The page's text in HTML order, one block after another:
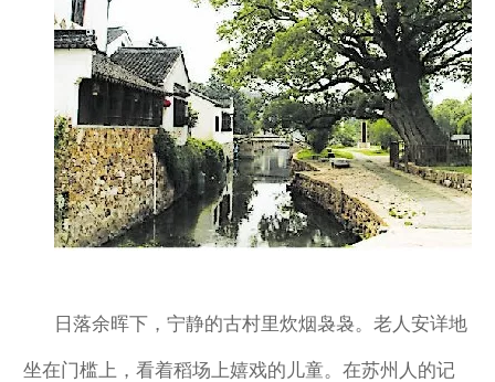
日落余晖下，宁静的古村里炊烟袅袅。老人安详地
坐在门槛上，看着稻场上嬉戏的儿童。在苏州人的记